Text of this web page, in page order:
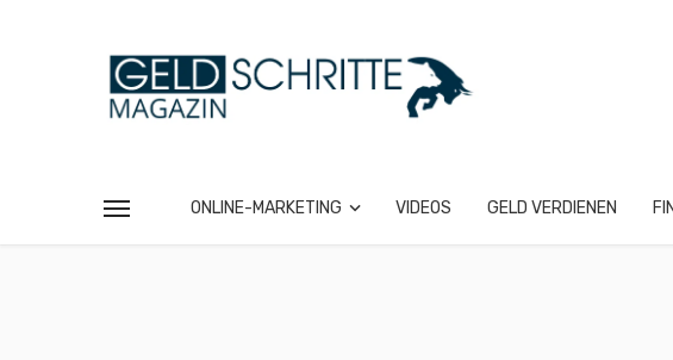
ONLINE-MARKETING VIDEOS GELD VERDIENEN